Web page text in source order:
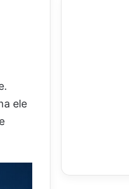
ele